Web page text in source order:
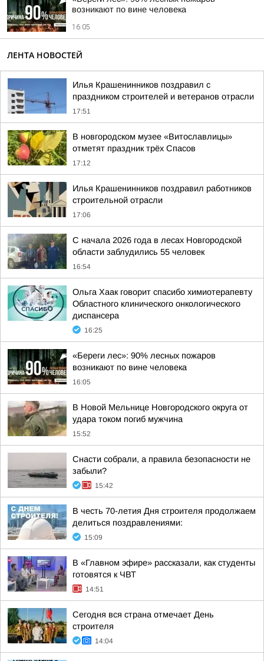
возникают по вине человека
16:05
ЛЕНТА НОВОСТЕЙ
Илья Крашенинников поздравил с
праздником строителей и ветеранов отрасли
17:51
В новгородском музее «Витославлицы»
отметят праздник трёх Спасов
17:12
Илья Крашенинников поздравил работников
строительной отрасли
17:06
С начала 2026 года в лесах Новгородской
области заблудились 55 человек
16:54
Ольга Хаак говорит спасибо химиотерапевту
Областного клинического онкологического
диспансера
16:25
«Береги лес»: 90% лесных пожаров
возникают по вине человека
16:05
В Новой Мельнице Новгородского округа от
удара током погиб мужчина
15:52
Снасти собрали, а правила безопасности не
забыли?
15:42
В честь 70-летия Дня строителя продолжаем
делиться поздравлениями:
15:09
В «Главном эфире» рассказали, как студенты
готовятся к ЧВТ
14:51
Сегодня вся страна отмечает День
строителя
14:04